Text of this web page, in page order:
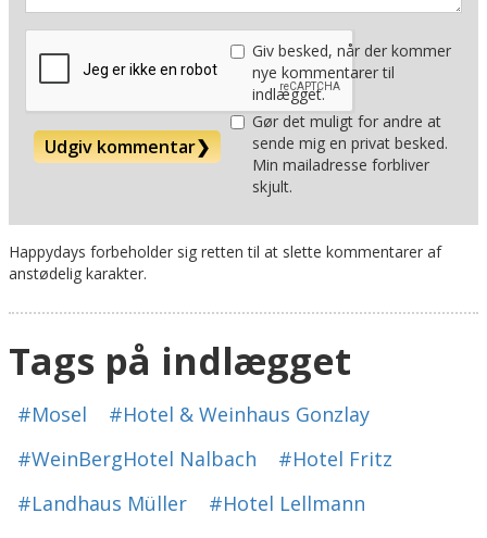
Udgiv kommentar❯
Giv besked, når der kommer
nye kommentarer til
indlægget.
Gør det muligt for andre at
sende mig en privat besked.
Min mailadresse forbliver
skjult.
Happydays forbeholder sig retten til at slette kommentarer af
anstødelig karakter.
Tags på indlægget
#Mosel
#Hotel & Weinhaus Gonzlay
#WeinBergHotel Nalbach
#Hotel Fritz
#Landhaus Müller
#Hotel Lellmann